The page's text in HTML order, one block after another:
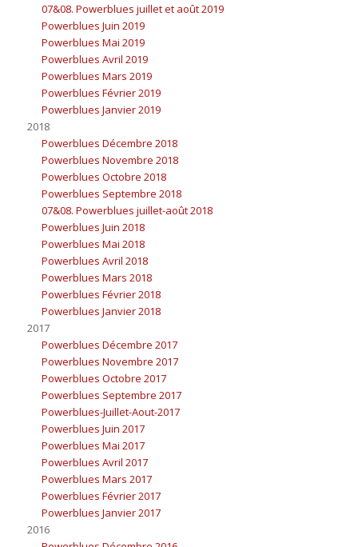
07&08. Powerblues juillet et août 2019
Powerblues Juin 2019
Powerblues Mai 2019
Powerblues Avril 2019
Powerblues Mars 2019
Powerblues Février 2019
Powerblues Janvier 2019
2018
Powerblues Décembre 2018
Powerblues Novembre 2018
Powerblues Octobre 2018
Powerblues Septembre 2018
07&08. Powerblues juillet-août 2018
Powerblues Juin 2018
Powerblues Mai 2018
Powerblues Avril 2018
Powerblues Mars 2018
Powerblues Février 2018
Powerblues Janvier 2018
2017
Powerblues Décembre 2017
Powerblues Novembre 2017
Powerblues Octobre 2017
Powerblues Septembre 2017
Powerblues-Juillet-Aout-2017
Powerblues Juin 2017
Powerblues Mai 2017
Powerblues Avril 2017
Powerblues Mars 2017
Powerblues Février 2017
Powerblues Janvier 2017
2016